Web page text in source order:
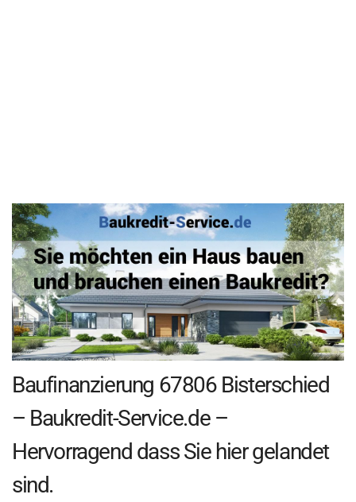
Baufinanzierung 67806 Bisterschied
– Baukredit-Service.de –
Hervorragend dass Sie hier gelandet
sind.